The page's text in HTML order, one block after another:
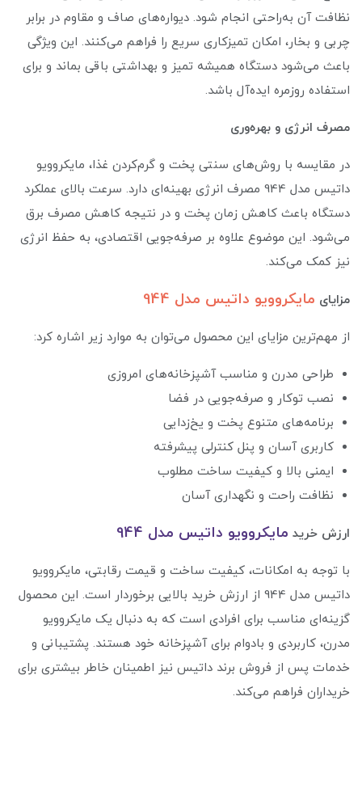
نظافت آن به‌راحتی انجام شود. دیواره‌های صاف و مقاوم در برابر
چربی و بخار، امکان تمیزکاری سریع را فراهم می‌کنند. این ویژگی
باعث می‌شود دستگاه همیشه تمیز و بهداشتی باقی بماند و برای
استفاده روزمره ایده‌آل باشد.
مصرف انرژی و بهره‌وری
در مقایسه با روش‌های سنتی پخت و گرم‌کردن غذا، مایکروویو
داتیس مدل 944 مصرف انرژی بهینه‌ای دارد. سرعت بالای عملکرد
دستگاه باعث کاهش زمان پخت و در نتیجه کاهش مصرف برق
می‌شود. این موضوع علاوه بر صرفه‌جویی اقتصادی، به حفظ انرژی
نیز کمک می‌کند.
مزایای مایکروویو داتیس مدل 944
از مهم‌ترین مزایای این محصول می‌توان به موارد زیر اشاره کرد:
طراحی مدرن و مناسب آشپزخانه‌های امروزی
نصب توکار و صرفه‌جویی در فضا
برنامه‌های متنوع پخت و یخ‌زدایی
کاربری آسان و پنل کنترلی پیشرفته
ایمنی بالا و کیفیت ساخت مطلوب
نظافت راحت و نگهداری آسان
ارزش خرید مایکروویو داتیس مدل 944
با توجه به امکانات، کیفیت ساخت و قیمت رقابتی، مایکروویو
داتیس مدل 944 از ارزش خرید بالایی برخوردار است. این محصول
گزینه‌ای مناسب برای افرادی است که به دنبال یک مایکروویو
مدرن، کاربردی و بادوام برای آشپزخانه خود هستند. پشتیبانی و
خدمات پس از فروش برند داتیس نیز اطمینان خاطر بیشتری برای
خریداران فراهم می‌کند.